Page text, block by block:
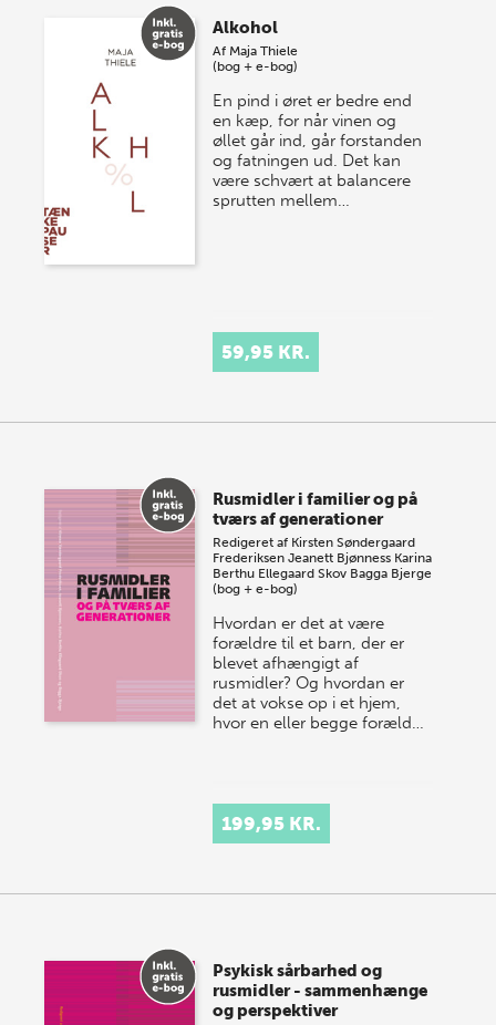
Alkohol
Af Maja Thiele
(bog + e-bog)
En pind i øret er bedre end
en kæp, for når vinen og
øllet går ind, går forstanden
og fatningen ud. Det kan
være schvært at balancere
sprutten mellem…
59,95 KR.
Rusmidler i familier og på
tværs af generationer
Redigeret af Kirsten Søndergaard
Frederiksen Jeanett Bjønness Karina
Berthu Ellegaard Skov Bagga Bjerge
(bog + e-bog)
Hvordan er det at være
forældre til et barn, der er
blevet afhængigt af
rusmidler? Og hvordan er
det at vokse op i et hjem,
hvor en eller begge foræld…
199,95 KR.
Psykisk sårbarhed og
rusmidler - sammenhænge
og perspektiver